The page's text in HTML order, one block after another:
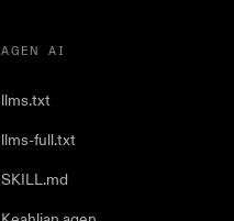
AGEN AI
llms.txt
llms-full.txt
SKILL.md